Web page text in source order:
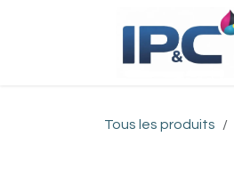
Tous les produits